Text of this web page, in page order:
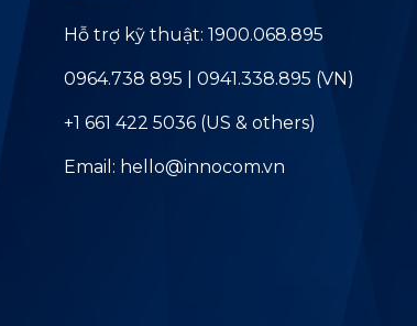
Hỗ trợ kỹ thuật: 1900.068.895
0964.738 895 | 0941.338.895 (VN)
+1 661 422 5036 (US & others)
Email: hello@innocom.vn